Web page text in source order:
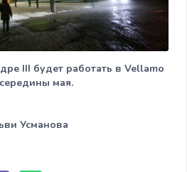
III будет работать в Vellamo
мая.
Усманова